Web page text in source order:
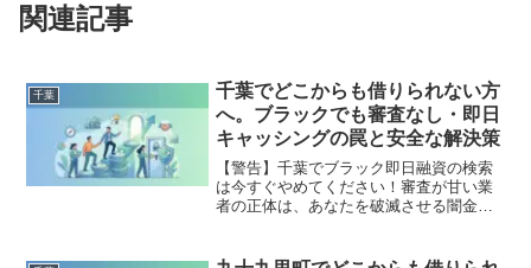
関連記事
千葉
千葉でどこからも借りられない方
へ。ブラックでも審査なし・即日
キャッシングの罠と安全な解決策
【警告】千葉でブラック即日融資の検索
は今すぐやめてください！審査が甘い業
者の正体は、あなたを破滅させる闇金で
違法業者を避け、借金地獄から抜け出し